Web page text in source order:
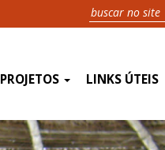
PROJETOS LINKS ÚTEIS